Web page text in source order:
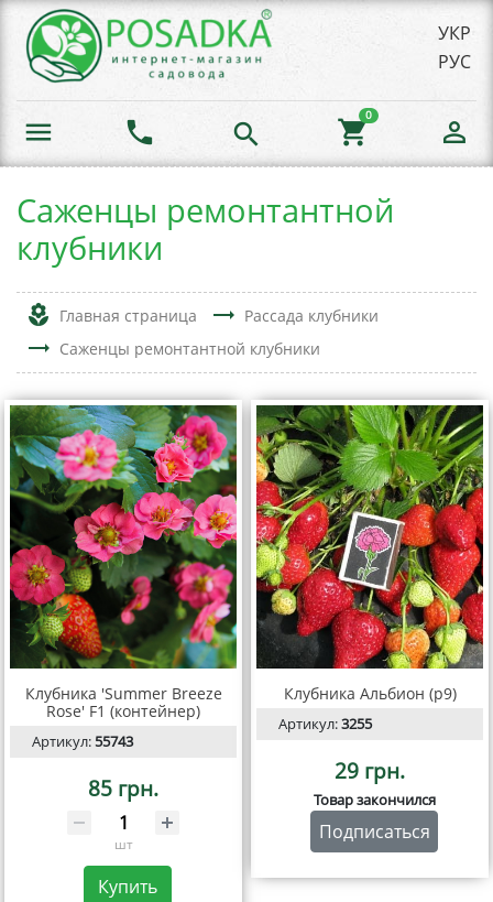
УКР
РУС
menu phone search shopping_cart
0
person_outline
Саженцы ремонтантной
клубники
local_florist Главная страница trending_flat Рассада клубники
trending_flat Саженцы ремонтантной клубники
Клубника 'Summer Breeze
Rose' F1 (контейнер)
Артикул:55743
85 грн.
шт
Купить
Клубника Альбион (р9)
Артикул:3255
29 грн.
Товар закончился
Подписаться